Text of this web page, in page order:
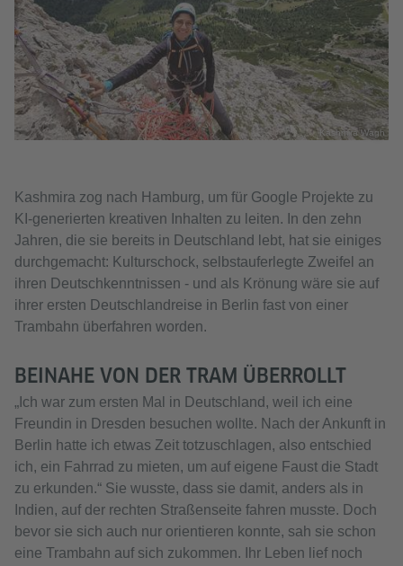
Kashmira Wagh
Kashmira zog nach Hamburg, um für Google Projekte zu
KI-generierten kreativen Inhalten zu leiten. In den zehn
Jahren, die sie bereits in Deutschland lebt, hat sie einiges
durchgemacht: Kulturschock, selbstauferlegte Zweifel an
ihren Deutschkenntnissen - und als Krönung wäre sie auf
ihrer ersten Deutschlandreise in Berlin fast von einer
Trambahn überfahren worden.
BEINAHE VON DER TRAM ÜBERROLLT
„Ich war zum ersten Mal in Deutschland, weil ich eine
Freundin in Dresden besuchen wollte. Nach der Ankunft in
Berlin hatte ich etwas Zeit totzuschlagen, also entschied
ich, ein Fahrrad zu mieten, um auf eigene Faust die Stadt
zu erkunden.“ Sie wusste, dass sie damit, anders als in
Indien, auf der rechten Straßenseite fahren musste. Doch
bevor sie sich auch nur orientieren konnte, sah sie schon
eine Trambahn auf sich zukommen. Ihr Leben lief noch